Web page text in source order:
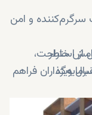
و امن
خاطر
ویژه
باز
از استراحت،
فراهم